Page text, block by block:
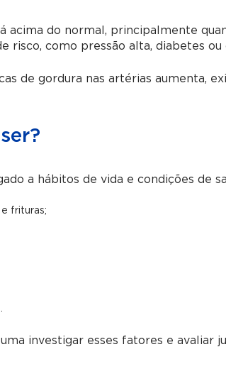
acima do normal, principalmente
como pressão alta, diabetes ou
de gordura nas artérias aumenta,
a hábitos de vida e condições de
frituras;
investigar esses fatores e avaliar